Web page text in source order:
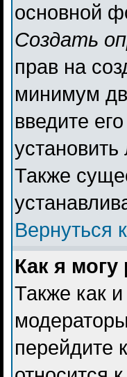
основной
Создать
прав на
минимум
введите
Также
Вернуться
Как я
Также как
перейдите